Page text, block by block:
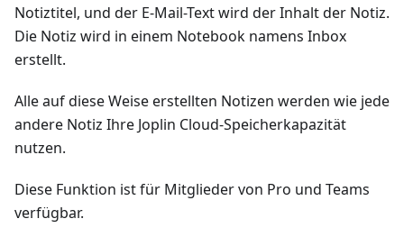
Notiztitel, und der E-Mail-Text wird der Inhalt der Notiz.
Die Notiz wird in einem Notebook namens Inbox
erstellt.
Alle auf diese Weise erstellten Notizen werden wie jede
andere Notiz Ihre Joplin Cloud-Speicherkapazität
nutzen.
Diese Funktion ist für Mitglieder von Pro und Teams
verfügbar.